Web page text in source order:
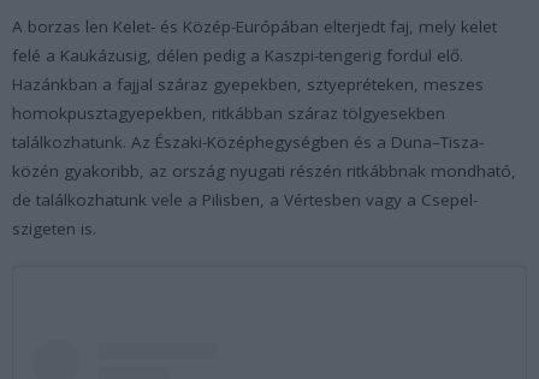
A borzas len Kelet- és Közép-Európában elterjedt faj, mely kelet
felé a Kaukázusig, délen pedig a Kaszpi-tengerig fordul elő.
Hazánkban a fajjal száraz gyepekben, sztyepréteken, meszes
homokpusztagyepekben, ritkábban száraz tölgyesekben
találkozhatunk. Az Északi-Középhegységben és a Duna–Tisza-
közén gyakoribb, az ország nyugati részén ritkábbnak mondható,
de találkozhatunk vele a Pilisben, a Vértesben vagy a Csepel-
szigeten is.